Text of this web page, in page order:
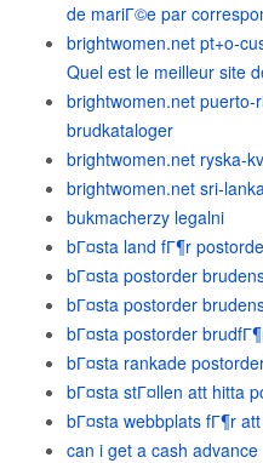
de mariГ©e par
brightwomen.net pt+o-
Quel est le meilleur site
brightwomen.net
brudkataloger
brightwomen.net ryska-
brightwomen.net sri-
bukmacherzy legalni
bГ¤sta land fГ¶r
bГ¤sta postorder
bГ¤sta postorder
bГ¤sta postorder
bГ¤sta rankade
bГ¤sta stГ¤llen att hitta
bГ¤sta webbplats fГ¶r
can i get a cash advance